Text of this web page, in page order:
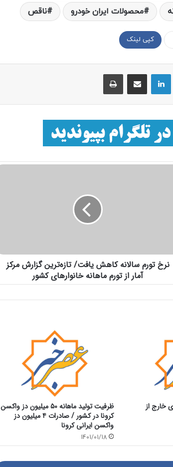
محصولات ایران خودرو ناقص
کپی لینک
لینکداین
نرخ تورم سالانه کاهش یافت/ تازه‌ترین گزارش مرکز
آمار از تورم ماهانه خانوارهای کشور
خارج از
ظرفیت تولید ماهانه ۵۰ میلیون دز واکسن
کرونا در کشور / صادرات ۴ میلیون دز
واکسن ایرانی کرونا
1401/01/18